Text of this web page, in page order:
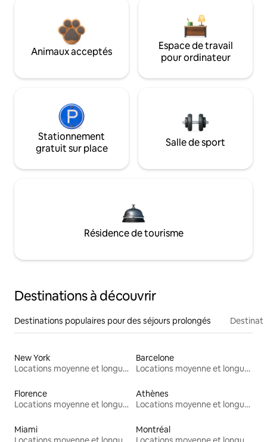
Animaux acceptés
Espace de travail
pour ordinateur
Stationnement
gratuit sur place
Salle de sport
Résidence de tourisme
Destinations à découvrir
Destinations populaires pour des séjours prolongés
New York
Locations moyenne et longue durée
Barcelone
Locations moyenne et longue durée
Florence
Locations moyenne et longue durée
Athènes
Locations moyenne et longue durée
Miami
Montréal